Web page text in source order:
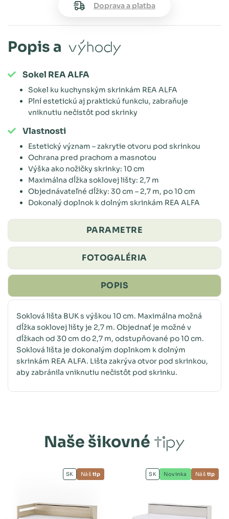
Doprava a platba
Popis a výhody
Sokel REA ALFA
Sokel ku kuchynským skrinkám REA ALFA
Plní estetickú aj praktickú funkciu, zabraňuje
vniknutiu nečistôt pod skrinky
Vlastnosti
Estetický význam – zakrytie otvoru pod skrinkou
Ochrana pred prachom a masnotou
Výška ako nožičky skrinky: 10 cm
Maximálna dĺžka soklovej lišty: 2,7 m
Objednávateľné dĺžky: 30 cm – 2,7 m, po 10 cm
Dokonalý doplnok k dolným skrinkám REA ALFA
PARAMETRE
FOTOGALÉRIA
POPIS
Soklová lišta BUK s výškou 10 cm. Maximálna možná
dĺžka soklovej lišty je 2,7 m. Objednať je možné v
dĺžkach od 30 cm do 2,7 m, odstupňované po 10 cm.
Soklová lišta je dokonalým doplnkom k dolným
skrinkám REA ALFA. Lišta zakrýva otvor pod skrinkou,
aby zabránila vniknutiu nečistôt pod skrinku.
Naše šikovné tipy
SK Náš tip SK Novinka Náš tip